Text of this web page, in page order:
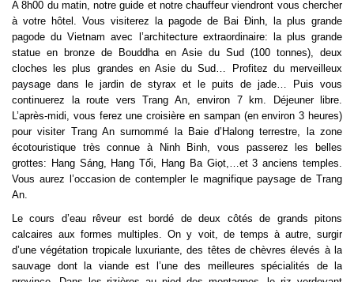
A 8h00 du matin, notre guide et notre chauffeur viendront vous chercher
à votre hôtel. Vous visiterez la pagode de Bai Đinh, la plus grande
pagode du Vietnam avec l’architecture extraordinaire: la plus grande
statue en bronze de Bouddha en Asie du Sud (100 tonnes), deux
cloches les plus grandes en Asie du Sud… Profitez du merveilleux
paysage dans le jardin de styrax et le puits de jade… Puis vous
continuerez la route vers Trang An, environ 7 km. Déjeuner libre.
L’après-midi, vous ferez une croisière en sampan (en environ 3 heures)
pour visiter Trang An surnommé la Baie d’Halong terrestre, la zone
écotouristique très connue à Ninh Binh, vous passerez les belles
grottes: Hang Sáng, Hang Tối, Hang Ba Giọt,…et 3 anciens temples.
Vous aurez l’occasion de contempler le magnifique paysage de Trang
An.
Le cours d’eau rêveur est bordé de deux côtés de grands pitons
calcaires aux formes multiples. On y voit, de temps à autre, surgir
d’une végétation tropicale luxuriante, des têtes de chèvres élevés à la
sauvage dont la viande est l’une des meilleures spécialités de la